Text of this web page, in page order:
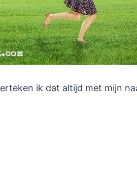
ik dat altijd met mijn